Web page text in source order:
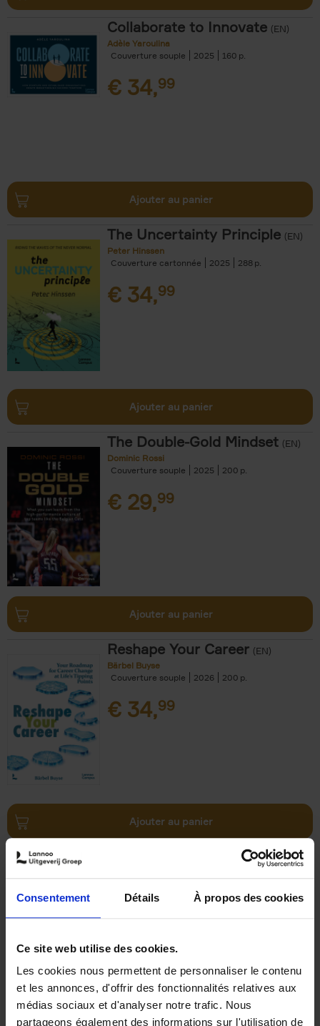
Consentement Détails À propos des cookies
Ce site web utilise des cookies.
Les cookies nous permettent de personnaliser le contenu
et les annonces, d'offrir des fonctionnalités relatives aux
médias sociaux et d'analyser notre trafic. Nous
partageons également des informations sur l'utilisation de
Collaborate to Innovate (EN)
Adèle Yaroulina
Couverture souple
2025 160
€ 34,99
Ajouter au panier
The Uncertainty Principle (EN)
Peter Hinssen
Couverture cartonnée
2025 288
€ 34,99
Ajouter au panier
The Double-Gold Mindset (EN)
Dominic Rossi
Couverture souple
2025 200
€ 29,99
Ajouter au panier
Reshape Your Career (EN)
Bärbel Buyse
Couverture souple
2026 200
€ 34,99
Ajouter au panier
AI, The Rediscovery of
Humanity (EN)
Jackie Janssen
Couverture souple
2026 197